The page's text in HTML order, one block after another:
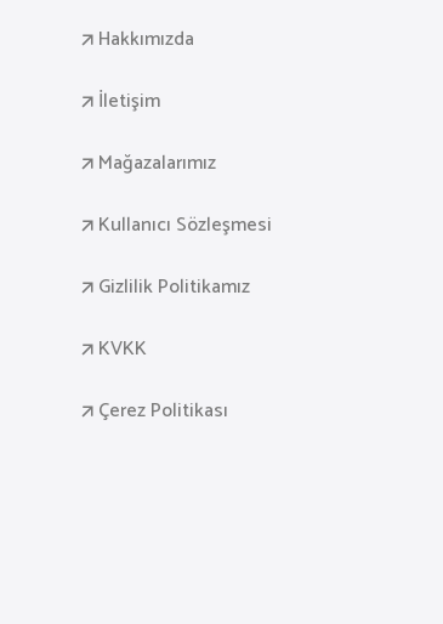
Hakkımızda
İletişim
Mağazalarımız
Kullanıcı Sözleşmesi
Gizlilik Politikamız
KVKK
Çerez Politikası